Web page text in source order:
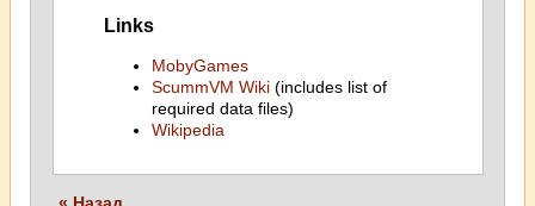
Links
MobyGames
ScummVM Wiki(includes list of
required data files)
Wikipedia